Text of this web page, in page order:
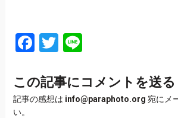
Facebook
Twitter
Line
この記事にコメントを送る
記事の感想は info@paraphoto.org 宛にメ
い。